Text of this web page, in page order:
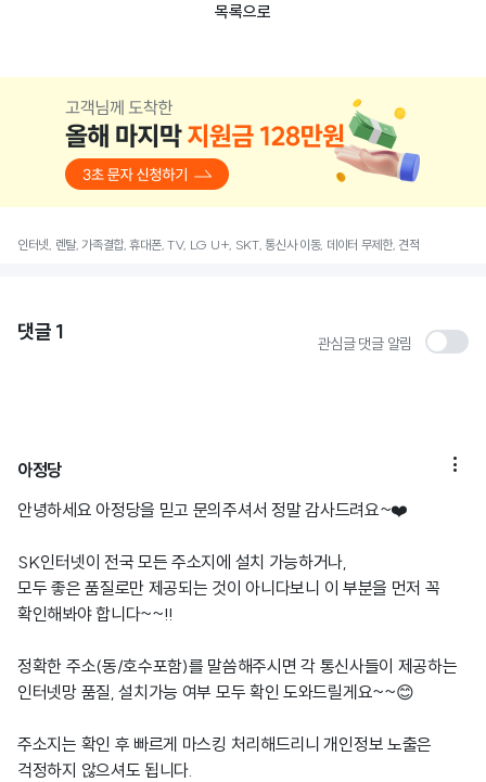
목록으로
인터넷, 렌탈, 가족결합, 휴대폰, TV, LG U+, SKT, 통신사 이동, 데이터 무제한, 견적
댓글 1 관심글 댓글 알림
아정당 
안녕하세요 아정당을 믿고 문의주셔서 정말 감사드려요~❤️
SK인터넷이 전국 모든 주소지에 설치 가능하거나,
모두 좋은 품질로만 제공되는 것이 아니다보니 이 부분을 먼저 꼭
확인해봐야 합니다~~!!
정확한 주소(동/호수포함)를 말씀해주시면 각 통신사들이 제공하는
인터넷망 품질, 설치가능 여부 모두 확인 도와드릴게요~~😊
주소지는 확인 후 빠르게 마스킹 처리해드리니 개인정보 노출은
걱정하지 않으셔도 됩니다.